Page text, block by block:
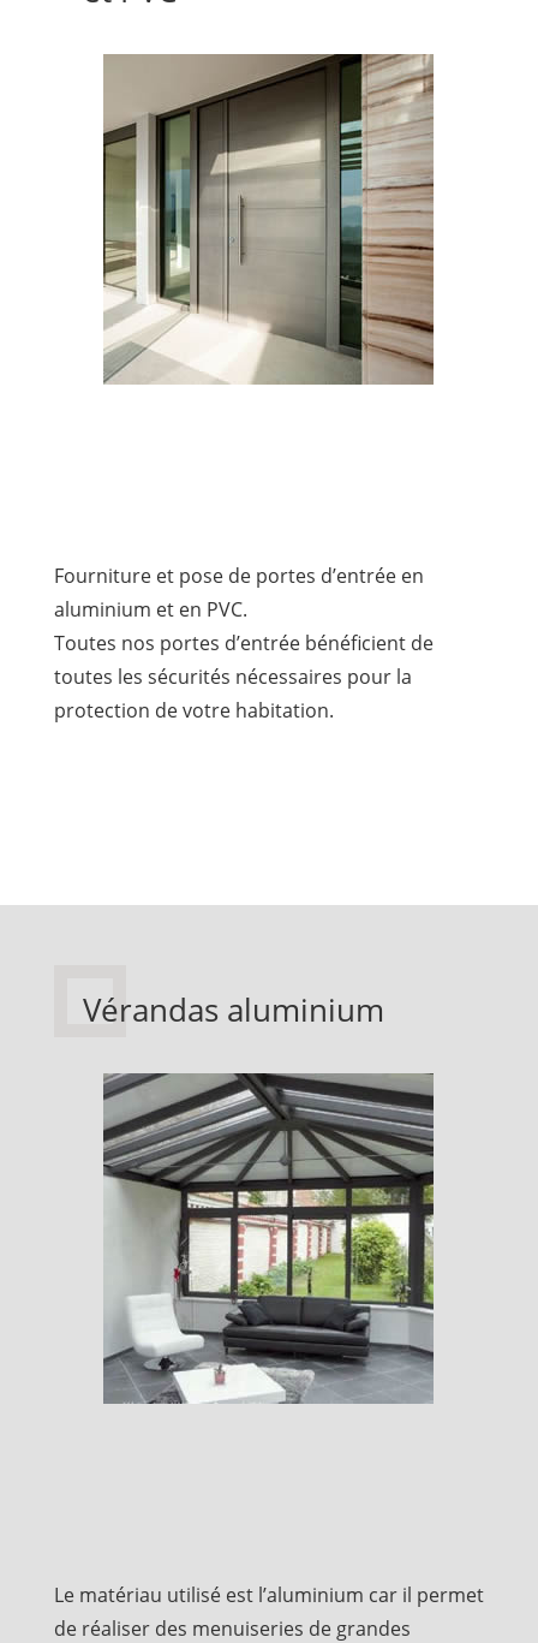
Fourniture et pose de portes d’entrée en
aluminium et en PVC.
Toutes nos portes d’entrée bénéficient de
toutes les sécurités nécessaires pour la
protection de votre habitation.
Vérandas aluminium
Le matériau utilisé est l’aluminium car il permet
de réaliser des menuiseries de grandes